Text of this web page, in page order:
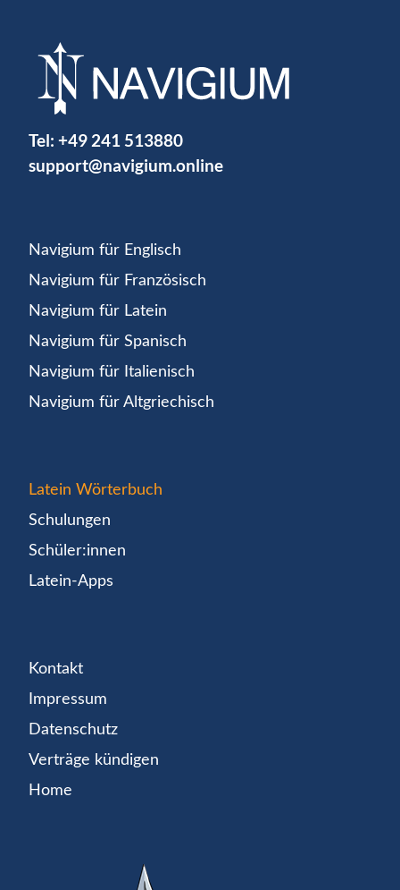
Tel: +49 241 513880
support@navigium.online
Navigium für Englisch
Navigium für Französisch
Navigium für Latein
Navigium für Spanisch
Navigium für Italienisch
Navigium für Altgriechisch
Latein Wörterbuch
Schulungen
Schüler:innen
Latein-Apps
Kontakt
Impressum
Datenschutz
Verträge kündigen
Home